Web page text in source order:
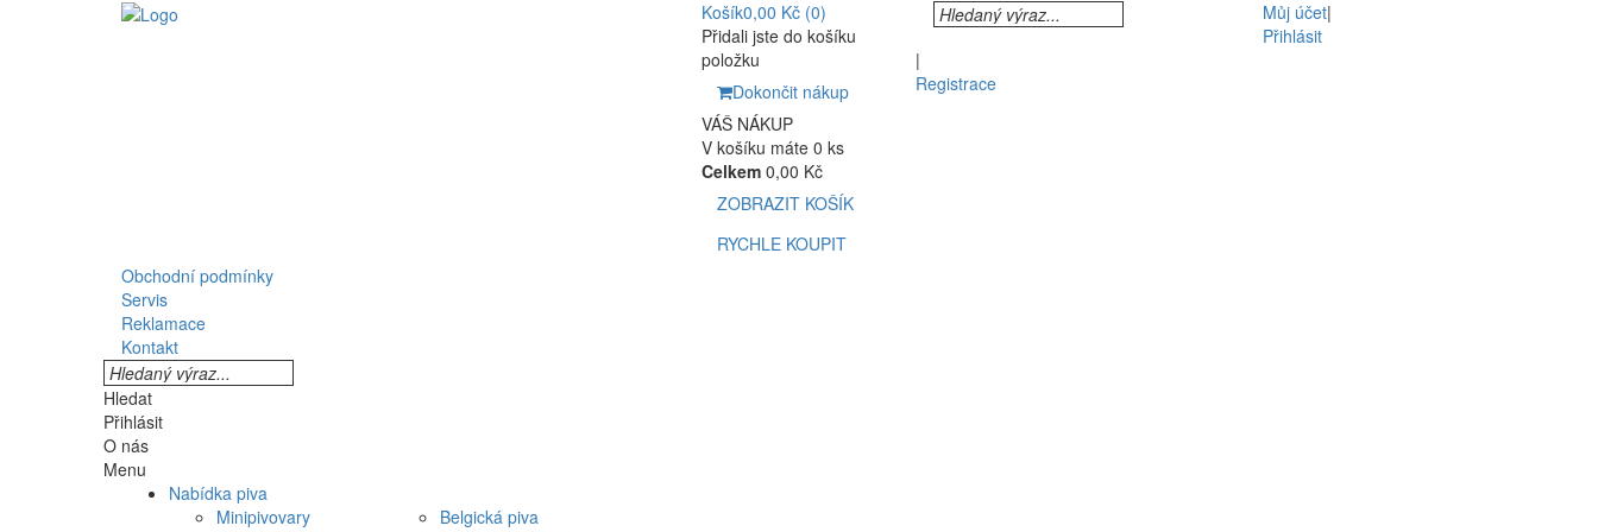
Košík0,00 Kč (0)
Přidali jste do košíku
položku
Dokončit nákup
VÁŠ NÁKUP
V košíku máte 0 ks
Celkem 0,00 Kč
ZOBRAZIT KOŠÍK
RYCHLE KOUPIT
Můj účet|
Přihlásit
|
Registrace
Obchodní podmínky
Servis
Reklamace
Kontakt
Hledat
Přihlásit
O nás
Menu
Nabídka piva
Minipivovary
Belgická piva